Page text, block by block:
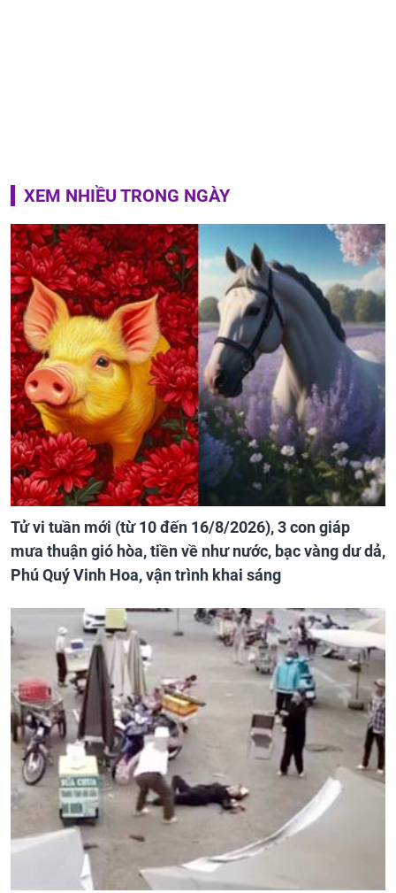
XEM NHIỀU TRONG NGÀY
Tử vi tuần mới (từ 10 đến 16/8/2026), 3 con giáp
mưa thuận gió hòa, tiền về như nước, bạc vàng dư dả,
Phú Quý Vinh Hoa, vận trình khai sáng